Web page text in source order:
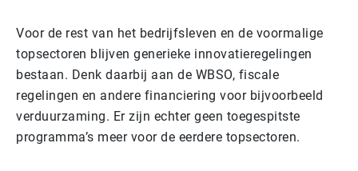
Voor de rest van het bedrijfsleven en de voormalige
topsectoren blijven generieke innovatieregelingen
bestaan. Denk daarbij aan de WBSO, fiscale
regelingen en andere financiering voor bijvoorbeeld
verduurzaming. Er zijn echter geen toegespitste
programma’s meer voor de eerdere topsectoren.